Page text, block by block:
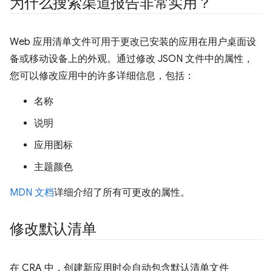
Web 应用清单文件可用于更改已安装的应用在用户桌面设
备或移动设备上的外观。通过修改 JSON 文件中的属性，
您可以修改应用中的许多详细信息，包括：
名称
说明
应用图标
主题颜色
MDN 文档详细介绍了所有可更改的属性。
修改默认清单
在 CRA 中，创建新应用时会自动包含默认清单文件